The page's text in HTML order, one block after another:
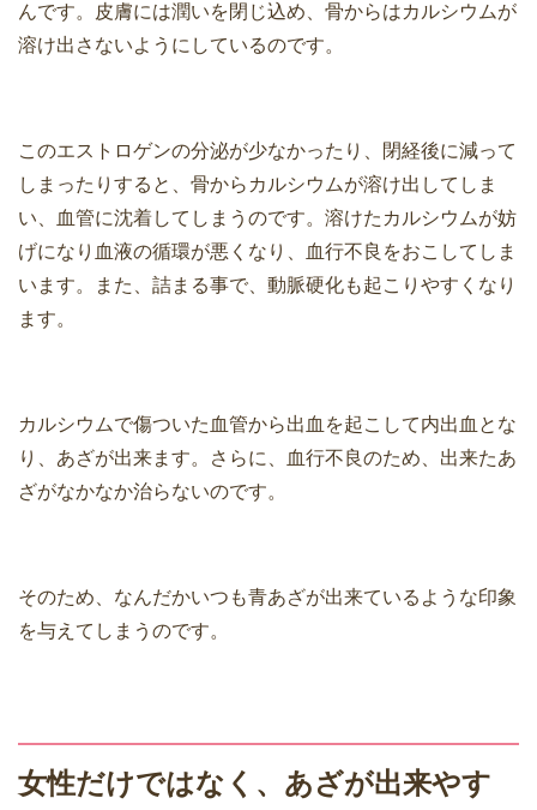
んです。皮膚には潤いを閉じ込め、骨からはカルシウムが
溶け出さないようにしているのです。
このエストロゲンの分泌が少なかったり、閉経後に減って
しまったりすると、骨からカルシウムが溶け出してしま
い、血管に沈着してしまうのです。溶けたカルシウムが妨
げになり血液の循環が悪くなり、血行不良をおこしてしま
います。また、詰まる事で、動脈硬化も起こりやすくなり
ます。
カルシウムで傷ついた血管から出血を起こして内出血とな
り、あざが出来ます。さらに、血行不良のため、出来たあ
ざがなかなか治らないのです。
そのため、なんだかいつも青あざが出来ているような印象
を与えてしまうのです。
女性だけではなく、あざが出来やす